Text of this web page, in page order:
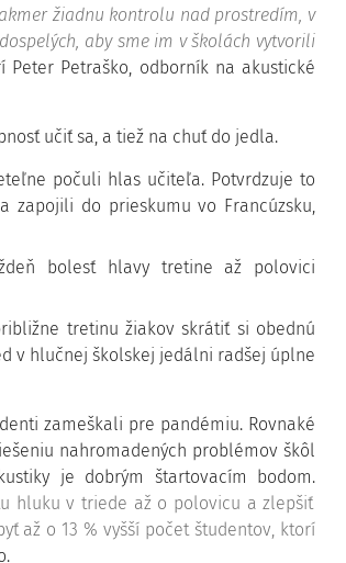
žiadnu kontrolu nad prostredím, v
aby sme im v školách vytvorili
Peter Petraško, odborník na akustické
učiť sa, a tiež na chuť do jedla.
počuli hlas učiteľa. Potvrdzuje to
zapojili do prieskumu vo Francúzsku,
bolesť hlavy tretine až polovici
tretinu žiakov skrátiť si obednú
v hlučnej školskej jedálni radšej úplne
zameškali pre pandémiu. Rovnaké
nahromadených problémov škôl
je dobrým štartovacím bodom.
hluku v triede až o polovicu a zlepšiť
až o 13 % vyšší počet študentov, ktorí